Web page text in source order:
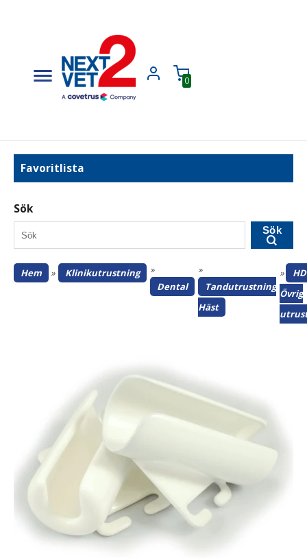
0
Favoritlista
Sök
Sök
Hem » Klinikutrustning
»
Dental
»
Tandutrustning
Häst
»
Övrig